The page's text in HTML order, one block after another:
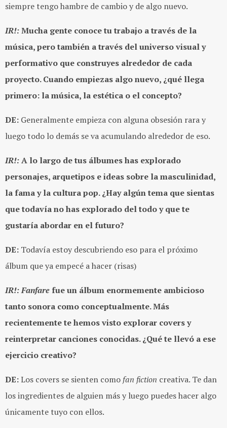
siempre tengo hambre de cambio y de algo nuevo.
IR!:Mucha gente conoce tu trabajo a través de la
música, pero también a través del universo visual y
performativo que construyes alrededor de cada
proyecto. Cuando empiezas algo nuevo, ¿qué llega
primero: la música, la estética o el concepto?
DE: Generalmente empieza con alguna obsesión rara y
luego todo lo demás se va acumulando alrededor de eso.
IR!:A lo largo de tus álbumes has explorado
personajes, arquetipos e ideas sobre la masculinidad,
la fama y la cultura pop. ¿Hay algún tema que sientas
que todavía no has explorado del todo y que te
gustaría abordar en el futuro?
DE: Todavía estoy descubriendo eso para el próximo
álbum que ya empecé a hacer (risas)
IR!:Fanfare fue un álbum enormemente ambicioso
tanto sonora como conceptualmente. Más
recientemente te hemos visto explorar covers y
reinterpretar canciones conocidas. ¿Qué te llevó a ese
ejercicio creativo?
DE:Los covers se sienten como fan fiction creativa. Te dan
los ingredientes de alguien más y luego puedes hacer algo
únicamente tuyo con ellos.